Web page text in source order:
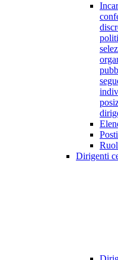
Dirigenti